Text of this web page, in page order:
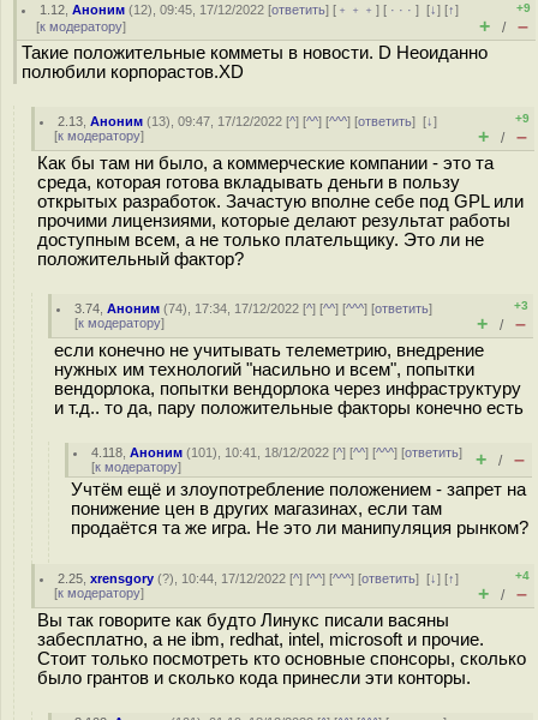
1.12 ,Аноним (12), 09:45, 17/12/2022 [ответить] [ ﹢﹢﹢] [ · · ·][↓] [↑]
[к модератору]
+9
+ / –
Такие положительные комметы в новости. D Неоиданно
полюбили корпорастов.XD
2.13 ,Аноним (13), 09:47, 17/12/2022 [^] [^^] [^^^] [ответить][↓]
[к модератору]
+9
+ / –
Как бы там ни было, а коммерческие компании - это та
среда, которая готова вкладывать деньги в пользу
открытых разработок. Зачастую вполне себе под GPL или
прочими лицензиями, которые делают результат работы
доступным всем, а не только плательщику. Это ли не
положительный фактор?
3.74 ,Аноним (74), 17:34, 17/12/2022 [^] [^^] [^^^] [ответить]
[к модератору]
+3
+ / –
если конечно не учитывать телеметрию, внедрение
нужных им технологий "насильно и всем", попытки
вендорлока, попытки вендорлока через инфраструктуру
и т.д.. то да, пару положительные факторы конечно есть
4.118 ,Аноним (101), 10:41, 18/12/2022 [^] [^^] [^^^] [ответить]
[к модератору] + / –
Учтём ещё и злоупотребление положением - запрет на
понижение цен в других магазинах, если там
продаётся та же игра. Не это ли манипуляция рынком?
2.25 ,xrensgory (?), 10:44, 17/12/2022 [^] [^^] [^^^] [ответить][↓] [↑]
[к модератору]
+4
+ / –
Вы так говорите как будто Линукс писали васяны
забесплатно, а не ibm, redhat, intel, microsoft и прочие.
Стоит только посмотреть кто основные спонсоры, сколько
было грантов и сколько кода принесли эти конторы.